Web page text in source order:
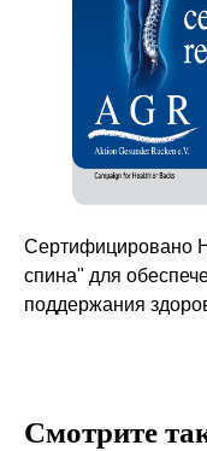
Сертифицировано
спина" для
поддержания
Смотрите
Политика
Как отличить подделку
Информация
Руководства и инструкции
FAQs
Гарантия